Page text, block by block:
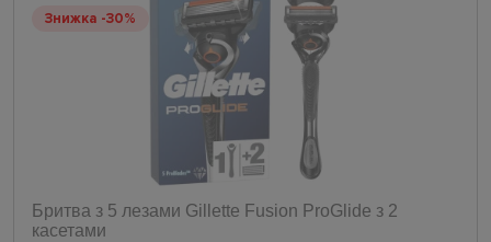
Знижка -30%
Бритва з 5 лезами Gillette Fusion ProGlide з 2
касетами